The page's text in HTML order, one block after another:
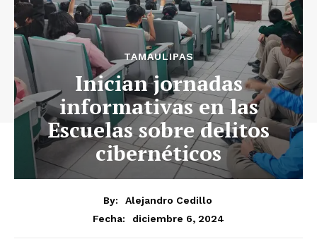
TAMAULIPAS
Inician jornadas
informativas en las
Escuelas sobre delitos
cibernéticos
By:
Alejandro Cedillo
Fecha:
diciembre 6, 2024